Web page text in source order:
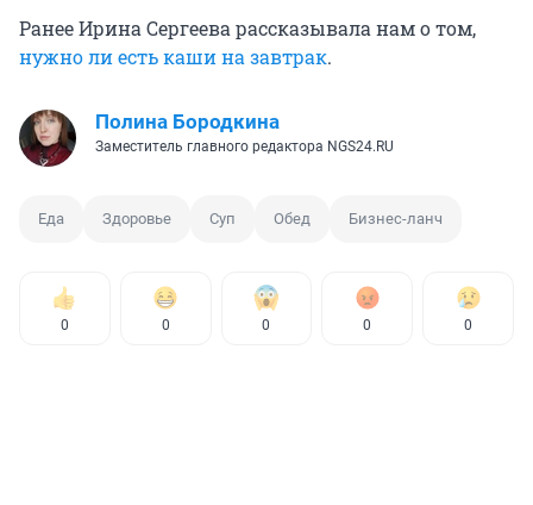
Ранее Ирина Сергеева рассказывала нам о том,
нужно ли есть каши на завтрак.
Полина Бородкина
Заместитель главного редактора NGS24.RU
Еда Здоровье Суп Обед Бизнес-ланч
0 0 0 0 0